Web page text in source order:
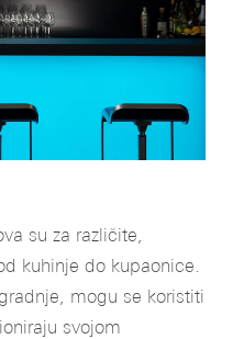
su za različite,
kuhinje do kupaonice.
mogu se koristiti
svojom